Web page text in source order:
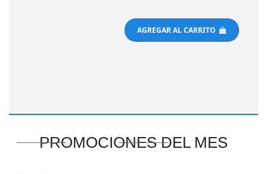
AGREGAR AL CARRITO
PROMOCIONES DEL MES